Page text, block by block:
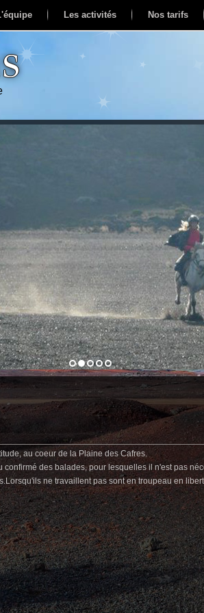
Les activités Nos tarifs
au coeur de la Plaine des Cafres.
des balades, pour lesquelles il n'est pas
ne travaillent pas sont en troupeau en